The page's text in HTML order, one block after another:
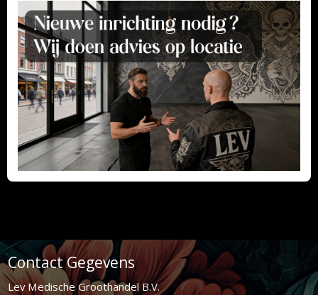
Contact Gegevens
Lev Medische Groothandel B.V.